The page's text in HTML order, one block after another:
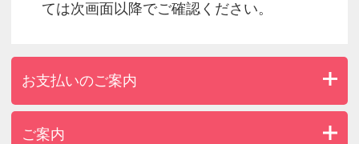
ては次画面以降でご確認ください。
お支払いのご案内
ご案内